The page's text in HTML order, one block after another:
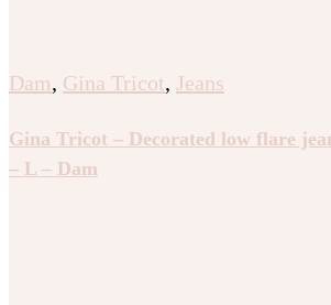
Dam, Gina Tricot, Jeans
Gina Tricot – Decorated low flare
– L – Dam